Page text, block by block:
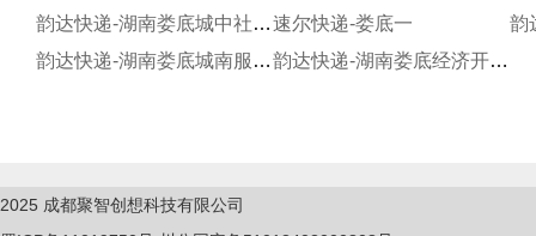
韵达快递-湖南娄底城中社区服务站速尔快递-娄底一
韵达快递-湖南娄底城南服务站
韵达快递-湖南娄底经济开发区
2025 成都聚智创想科技有限公司